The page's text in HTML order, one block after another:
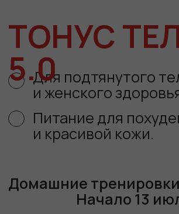
Домашние тренировки 30-40 мин
Начало 13 июля
ПРИСОЕДИНИТЬСЯ
РЕЗУЛЬТАТЫ
ПОТОКОВ